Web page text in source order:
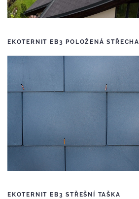
EKOTERNIT EB3 POLOŽENÁ STŘECHA
EKOTERNIT EB3 STŘEŠNÍ TAŠKA